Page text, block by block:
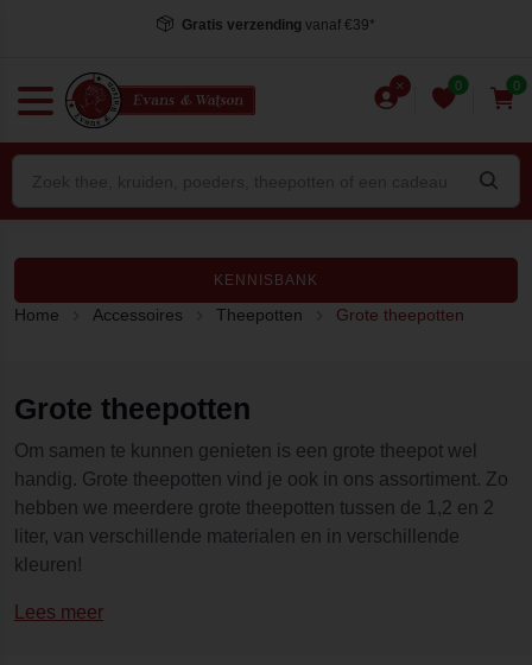
Gratis verzending vanaf €39*
0 0
KENNISBANK
Home Accessoires Theepotten Grote theepotten
Grote theepotten
Om samen te kunnen genieten is een grote theepot wel
handig. Grote theepotten vind je ook in ons assortiment. Zo
hebben we meerdere grote theepotten tussen de 1,2 en 2
liter, van verschillende materialen en in verschillende
kleuren!
Lees meer